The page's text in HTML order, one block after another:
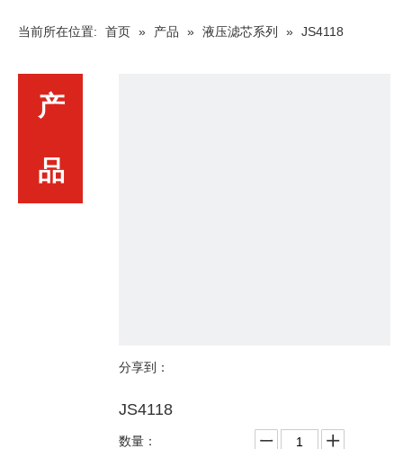
当前所在位置: 首页 » 产品 » 液压滤芯系列 » JS4118
产
品
分享到：
JS4118
数量：